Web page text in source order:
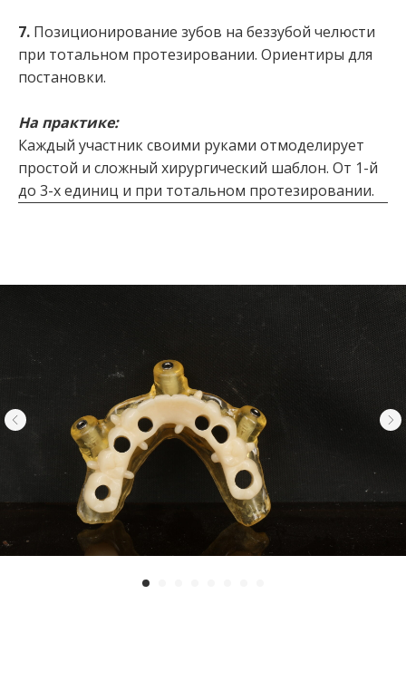
7. Позиционирование зубов на беззубой челюсти
при тотальном протезировании. Ориентиры для
постановки.
На практике:
Каждый участник своими руками отмоделирует
простой и сложный хирургический шаблон. От 1-й
до 3-х единиц и при тотальном протезировании.